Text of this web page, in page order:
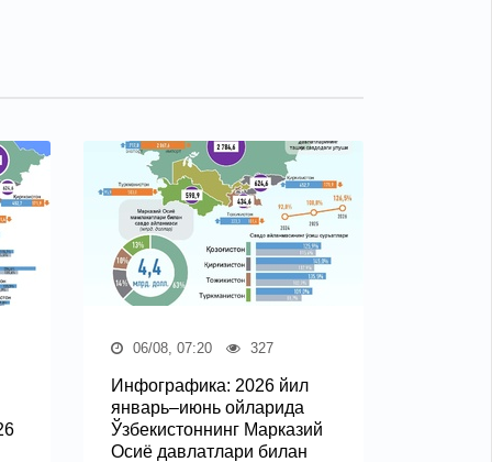
06/08, 07:20 327
Инфографика: 2026 йил
январь–июнь ойларида
Ўзбекистоннинг Марказий
Осиё давлатлари билан